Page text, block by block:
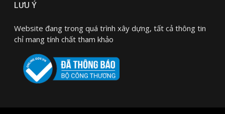
LƯU Ý
Website đang trong quá trình xây dựng, tất cả thông tin
chỉ mang tính chất tham khảo